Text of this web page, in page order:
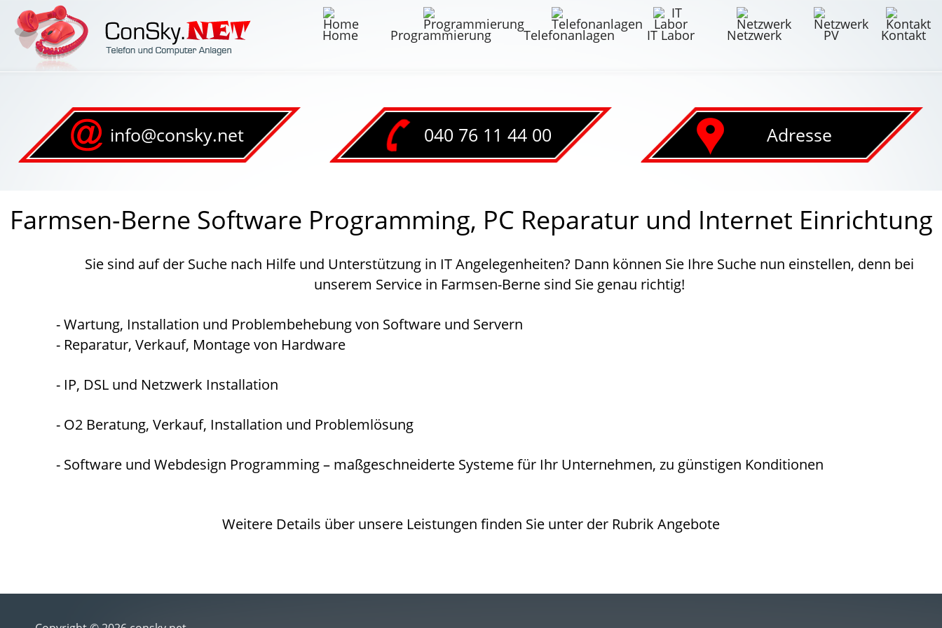
Home Programmierung Telefonanlagen IT Labor Netzwerk PV Kontakt
info@consky.net 040 76 11 44 00 Adresse
Farmsen-Berne Software Programming, PC Reparatur und Internet Einrichtung
Sie sind auf der Suche nach Hilfe und Unterstützung in IT Angelegenheiten? Dann können Sie Ihre Suche nun einstellen, denn bei
unserem Service in Farmsen-Berne sind Sie genau richtig!
- Wartung, Installation und Problembehebung von Software und Servern
- Reparatur, Verkauf, Montage von Hardware
- IP, DSL und Netzwerk Installation
- O2 Beratung, Verkauf, Installation und Problemlösung
- Software und Webdesign Programming – maßgeschneiderte Systeme für Ihr Unternehmen, zu günstigen Konditionen
Weitere Details über unsere Leistungen finden Sie unter der Rubrik Angebote